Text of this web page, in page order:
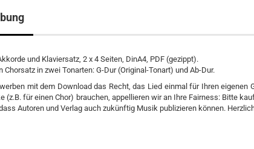
und Klaviersatz, 2 x 4 Seiten, DinA4, PDF (gezippt).
Chorsatz in zwei Tonarten: G-Dur (Original-Tonart) und Ab-Dur.
mit dem Download das Recht, das Lied einmal für Ihren eigenen
(z.B. für einen Chor) brauchen, appellieren wir an Ihre Fairness: Bitte
Autoren und Verlag auch zukünftig Musik publizieren können.